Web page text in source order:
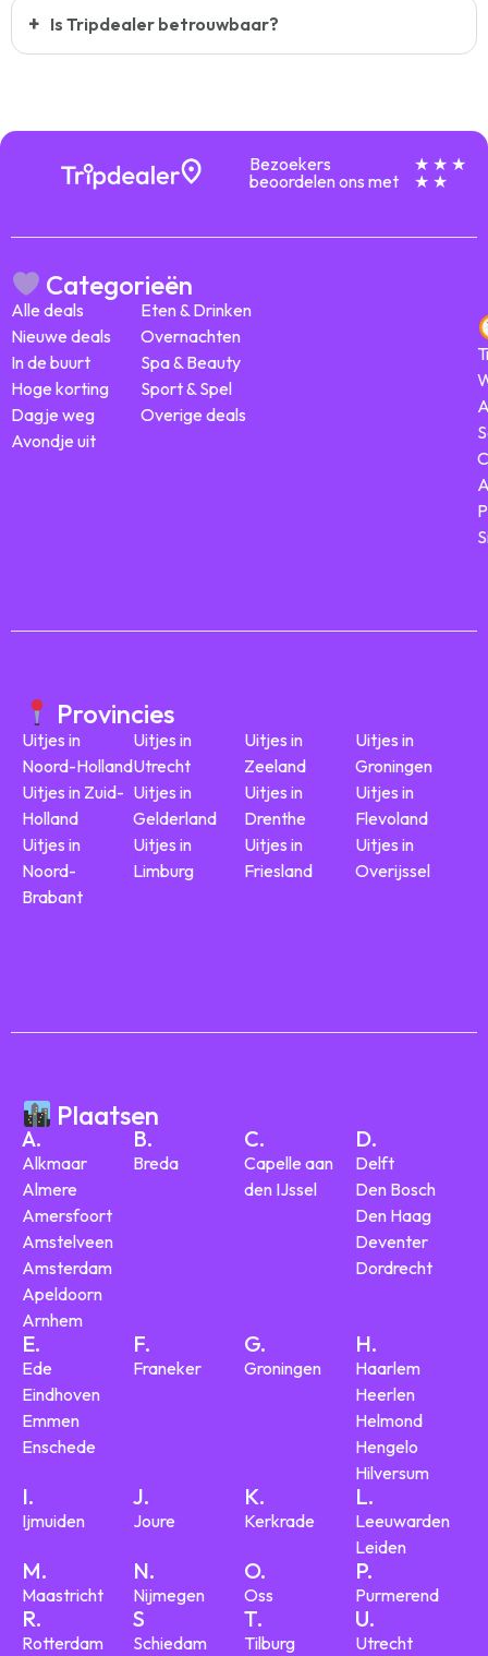
Is Tripdealer betrouwbaar?
Bezoekers
beoordelen ons met
★ ★ ★
★ ★
Categorieën
Alle deals
Nieuwe deals
In de buurt
Hoge korting
Dagje weg
Avondje uit
Eten & Drinken
Overnachten
Spa & Beauty
Sport & Spel
Overige deals
Provincies
Uitjes in
Noord-Holland
Uitjes in Zuid-
Holland
Uitjes in
Noord-
Brabant
Uitjes in
Utrecht
Uitjes in
Gelderland
Uitjes in
Limburg
Uitjes in
Zeeland
Uitjes in
Drenthe
Uitjes in
Friesland
Uitjes in
Groningen
Uitjes in
Flevoland
Uitjes in
Overijssel
Plaatsen
A.
Alkmaar
Almere
Amersfoort
Amstelveen
Amsterdam
Apeldoorn
Arnhem
B.
Breda
C.
Capelle aan
den IJssel
D.
Delft
Den Bosch
Den Haag
Deventer
Dordrecht
E.
Ede
Eindhoven
Emmen
Enschede
F.
Franeker
G.
Groningen
H.
Haarlem
Heerlen
Helmond
Hengelo
Hilversum
I.
Ijmuiden
J.
Joure
K.
Kerkrade
L.
Leeuwarden
Leiden
M.
Maastricht
N.
Nijmegen
O.
Oss
P.
Purmerend
R.
Rotterdam
S
Schiedam
T.
Tilburg
U.
Utrecht